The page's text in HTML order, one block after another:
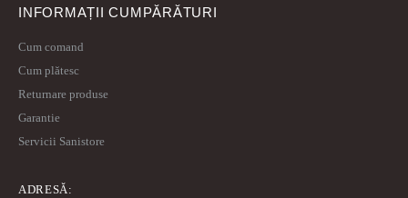
INFORMAȚII CUMPĂRĂTURI
Cum comand
Cum plătesc
Returnare produse
Garantie
Servicii Sanistore
ADRESĂ: